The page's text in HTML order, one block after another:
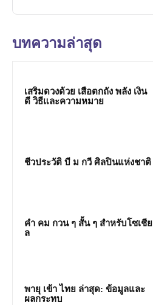
บทความล่าสุด
เสริมดวงด้วย เสือตกถัง พลัง เงิน
ดี วิธีและความหมาย
ชีวประวัติ บี ม กวี ศิลปินแห่งชาติ
คํา คม กวน ๆ สั้น ๆ สำหรับโซเชีย
ล
พายุ เข้า ไทย ล่าสุด: ข้อมูลและ
ผลกระทบ